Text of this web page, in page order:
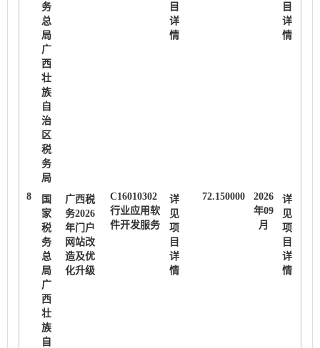
务
总
局
广
西
壮
族
自
治
区
税
务
局
目
详
情
目
详
情
8
国
家
税
务
总
局
广
西
壮
族
自
广西税
务2026
年门户
网站改
造及优
化升级
C16010302
行业应用软
件开发服务
详
见
项
目
详
情
72.150000
2026
年09
月
详
见
项
目
详
情